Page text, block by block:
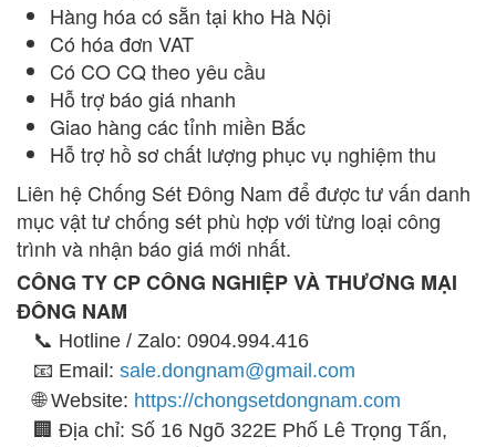
Hàng hóa có sẵn tại kho Hà Nội
Có hóa đơn VAT
Có CO CQ theo yêu cầu
Hỗ trợ báo giá nhanh
Giao hàng các tỉnh miền Bắc
Hỗ trợ hồ sơ chất lượng phục vụ nghiệm thu
Liên hệ Chống Sét Đông Nam để được tư vấn danh
mục vật tư chống sét phù hợp với từng loại công
trình và nhận báo giá mới nhất.
CÔNG TY CP CÔNG NGHIỆP VÀ THƯƠNG MẠI
ĐÔNG NAM
📞 Hotline / Zalo: 0904.994.416
📧 Email: sale.dongnam@gmail.com
🌐 Website: https://chongsetdongnam.com
🏢 Địa chỉ: Số 16 Ngõ 322E Phố Lê Trọng Tấn,